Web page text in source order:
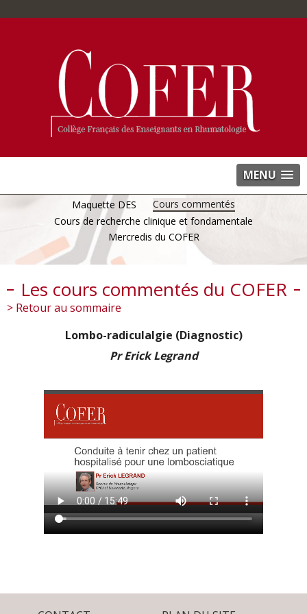
MENU
Maquette DES
Cours commentés
Cours de recherche clinique et fondamentale
Mercredis du COFER
Les cours commentés du COFER
> Retour au sommaire
Lombo-radiculalgie (Diagnostic)
Pr Erick Legrand